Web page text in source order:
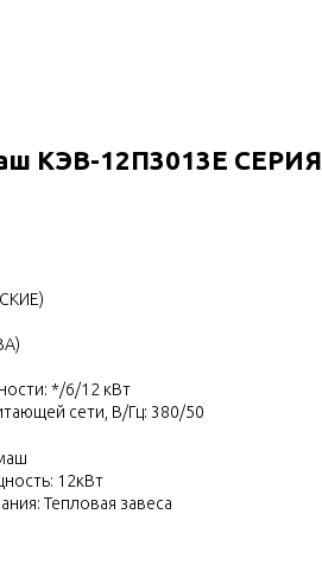
КЭВ-12П3013Е
*/6/12 кВт
сети, В/Гц: 380/50
12кВт
Тепловая завеса